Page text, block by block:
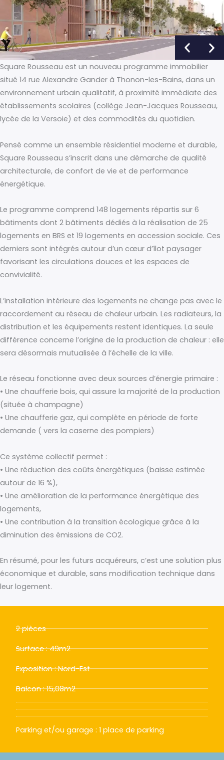
Square Rousseau est un nouveau programme immobilier
situé 14 rue Alexandre Gander à Thonon-les-Bains, dans un
environnement urbain qualitatif, à proximité immédiate des
établissements scolaires (collège Jean-Jacques Rousseau,
lycée de la Versoie) et des commodités du quotidien.
Pensé comme un ensemble résidentiel moderne et durable,
Square Rousseau s’inscrit dans une démarche de qualité
architecturale, de confort de vie et de performance
énergétique.
Le programme comprend 148 logements répartis sur 6
bâtiments dont 2 bâtiments dédiés à la réalisation de 25
logements en BRS et 19 logements en accession sociale. Ces
derniers sont intégrés autour d’un cœur d’îlot paysager
favorisant les circulations douces et les espaces de
convivialité.
L’installation intérieure des logements ne change pas avec le
raccordement au réseau de chaleur urbain. Les radiateurs, la
distribution et les équipements restent identiques. La seule
différence concerne l’origine de la production de chaleur : elle
sera désormais mutualisée à l’échelle de la ville.
Le réseau fonctionne avec deux sources d’énergie primaire :
• Une chaufferie bois, qui assure la majorité de la production
(située à champagne)
• Une chaufferie gaz, qui complète en période de forte
demande ( vers la caserne des pompiers)
Ce système collectif permet :
• Une réduction des coûts énergétiques (baisse estimée
autour de 16 %),
• Une amélioration de la performance énergétique des
logements,
• Une contribution à la transition écologique grâce à la
diminution des émissions de CO2.
En résumé, pour les futurs acquéreurs, c’est une solution plus
économique et durable, sans modification technique dans
leur logement.
2 pièces
Surface : 49m2
Exposition : Nord-Est
Balcon : 15,08m2
Parking et/ou garage : 1 place de parking